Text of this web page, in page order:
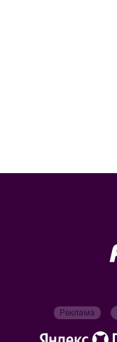
Реклама